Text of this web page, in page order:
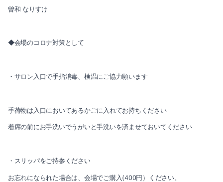
曽和 なりすけ
◆会場のコロナ対策として
・サロン入口で手指消毒、検温にご協力願います
手荷物は入口においてあるかごに入れてお持ちください
着席の前にお手洗いでうがいと手洗いを済ませておいてください
・スリッパをご持参ください
お忘れになられた場合は、会場でご購入(400円）ください。